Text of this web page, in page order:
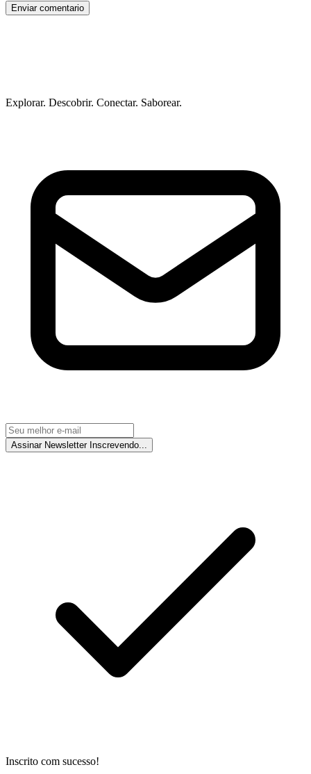
Enviar comentario
Explorar. Descobrir. Conectar. Saborear.
Assinar Newsletter Inscrevendo...
Inscrito com sucesso!